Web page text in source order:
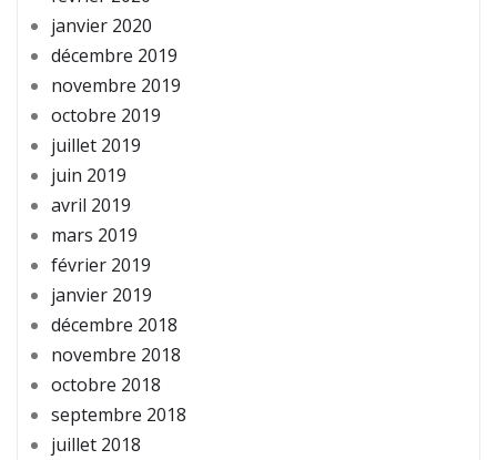
janvier 2020
décembre 2019
novembre 2019
octobre 2019
juillet 2019
juin 2019
avril 2019
mars 2019
février 2019
janvier 2019
décembre 2018
novembre 2018
octobre 2018
septembre 2018
juillet 2018